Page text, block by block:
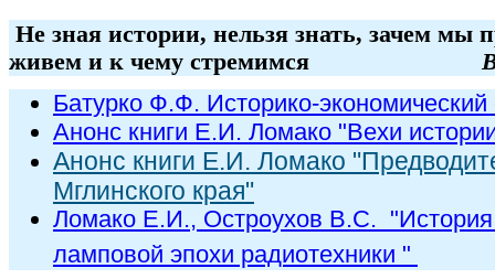
Не зная истории, нельзя знать, зачем мы
живем и к чему стремимся
Батурко Ф.Ф. Историко-экономический
Анонс книги Е.И. Ломако "Вехи
Анонс книги Е.И. Ломако
Мглинского края"
Ломако Е.И., Остроухов В.С. "
ламповой эпохи радиотехники "